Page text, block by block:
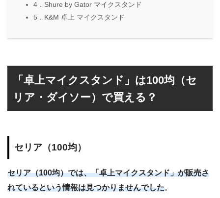
4．Shure by Gator マイクスタンド
5．K&M 卓上 マイクスタンド
「卓上マイクスタンド」は100均（セ
リア・ダイソー）で買える？
セリア（100均）
セリア（100均）では、「卓上マイクスタンド」が販売さ
れているという情報は見つかりませんでした。